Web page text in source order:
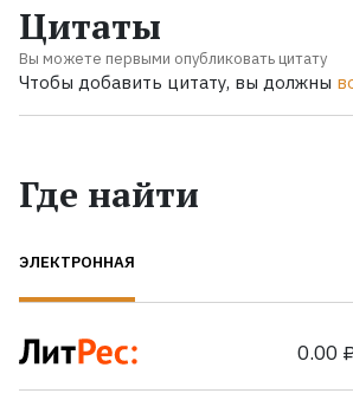
Цитаты
Вы можете первыми опубликовать цитату
Чтобы добавить цитату, вы должны
Где найти
ЭЛЕКТРОННАЯ
0.00